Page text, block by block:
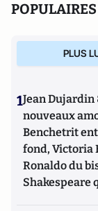
POPULAIRES
PLUS
1Jean
nouveaux
Benchetrit
fond, Victoria
Ronaldo du
Shakespeare